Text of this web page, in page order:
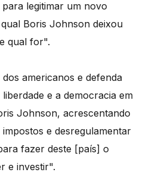
para legitimar um novo
Boris Johnson deixou
qual for".
americanos e defenda
e a democracia em
Johnson, acrescentando
e desregulamentar
fazer deste [país] o
e investir".